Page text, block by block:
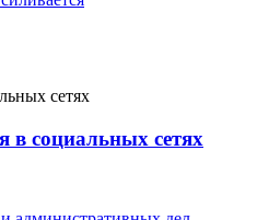
в социальных сетях